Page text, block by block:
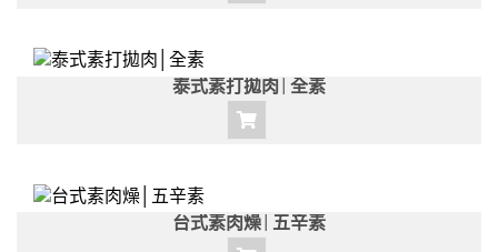
泰式素打拋肉│全素
台式素肉燥│五辛素